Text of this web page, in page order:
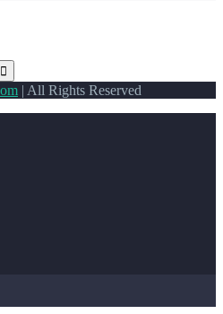
| All Rights Reserved